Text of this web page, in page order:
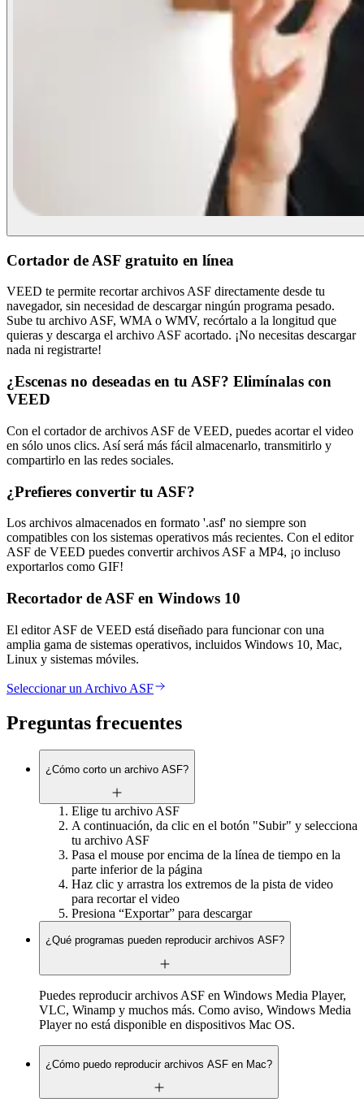
Cortador de ASF gratuito en línea
VEED te permite recortar archivos ASF directamente desde tu
navegador, sin necesidad de descargar ningún programa pesado.
Sube tu archivo ASF, WMA o WMV, recórtalo a la longitud que
quieras y descarga el archivo ASF acortado. ¡No necesitas descargar
nada ni registrarte!
¿Escenas no deseadas en tu ASF? Elimínalas con
VEED
Con el cortador de archivos ASF de VEED, puedes acortar el video
en sólo unos clics. Así será más fácil almacenarlo, transmitirlo y
compartirlo en las redes sociales.
¿Prefieres convertir tu ASF?
Los archivos almacenados en formato '.asf' no siempre son
compatibles con los sistemas operativos más recientes. Con el editor
ASF de VEED puedes convertir archivos ASF a MP4, ¡o incluso
exportarlos como GIF!
Recortador de ASF en Windows 10
El editor ASF de VEED está diseñado para funcionar con una
amplia gama de sistemas operativos, incluidos Windows 10, Mac,
Linux y sistemas móviles.
Seleccionar un Archivo ASF
Preguntas frecuentes
¿Cómo corto un archivo ASF?
Elige tu archivo ASF
A continuación, da clic en el botón "Subir" y selecciona
tu archivo ASF
Pasa el mouse por encima de la línea de tiempo en la
parte inferior de la página
Haz clic y arrastra los extremos de la pista de video
para recortar el video
Presiona “Exportar” para descargar
¿Qué programas pueden reproducir archivos ASF?
Puedes reproducir archivos ASF en Windows Media Player,
VLC, Winamp y muchos más. Como aviso, Windows Media
Player no está disponible en dispositivos Mac OS.
¿Cómo puedo reproducir archivos ASF en Mac?